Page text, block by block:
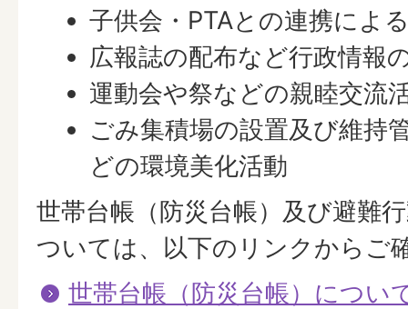
子供会・PTAとの連携によ
広報誌の配布など行政情報
運動会や祭などの親睦交流
ごみ集積場の設置及び維持
どの環境美化活動
世帯台帳（防災台帳）及び避難
ついては、以下のリンクからご
世帯台帳（防災台帳）につい